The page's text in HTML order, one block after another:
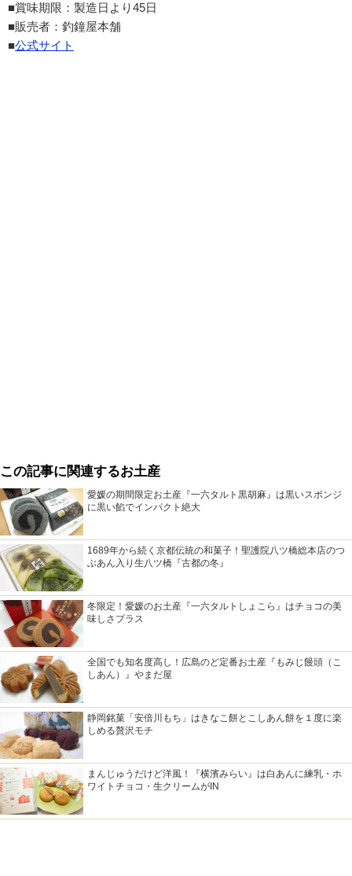
■賞味期限：製造日より45日
■販売者：釣鐘屋本舗
■公式サイト
この記事に関連するお土産
愛媛の期間限定お土産『一六タルト黒胡麻』は黒いスポンジ
に黒い餡でインパクト絶大
1689年から続く京都伝統の和菓子！聖護院八ツ橋総本店のつ
ぶあん入り生八ツ橋『古都の冬』
冬限定！愛媛のお土産『一六タルトしょこら』はチョコの美
味しさプラス
全国でも知名度高し！広島のど定番お土産『もみじ饅頭（こ
しあん）』やまだ屋
静岡銘菓「安倍川もち」はきなこ餅とこしあん餅を１度に楽
しめる贅沢モチ
まんじゅうだけど洋風！『横濱みらい』は白あんに練乳・ホ
ワイトチョコ・生クリームがIN